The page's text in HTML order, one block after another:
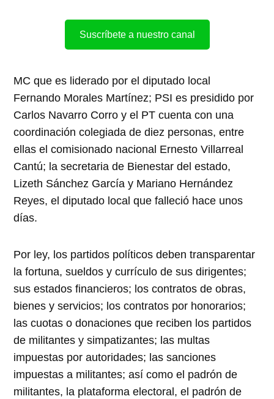
Suscríbete a nuestro canal
MC que es liderado por el diputado local
Fernando Morales Martínez; PSI es presidido por
Carlos Navarro Corro y el PT cuenta con una
coordinación colegiada de diez personas, entre
ellas el comisionado nacional Ernesto Villarreal
Cantú; la secretaria de Bienestar del estado,
Lizeth Sánchez García y Mariano Hernández
Reyes, el diputado local que falleció hace unos
días.
Por ley, los partidos políticos deben transparentar
la fortuna, sueldos y currículo de sus dirigentes;
sus estados financieros; los contratos de obras,
bienes y servicios; los contratos por honorarios;
las cuotas o donaciones que reciben los partidos
de militantes y simpatizantes; las multas
impuestas por autoridades; las sanciones
impuestas a militantes; así como el padrón de
militantes, la plataforma electoral, el padrón de